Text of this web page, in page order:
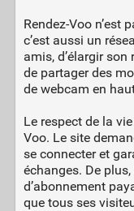
Rendez-Voo n’est
c’est aussi un
amis, d’élargir
de partager des
de webcam en
Le respect de la
Voo. Le site
se connecter et
échanges. De
d’abonnement
que tous ses